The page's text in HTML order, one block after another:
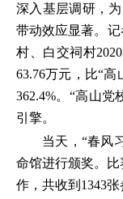
深入基层调研，
带动效应显著。
村、白交祠村
63.76万元，比“高
362.4%。“高山
引擎。
当天，“春风
命馆进行颁奖。比
作，共收到1343张